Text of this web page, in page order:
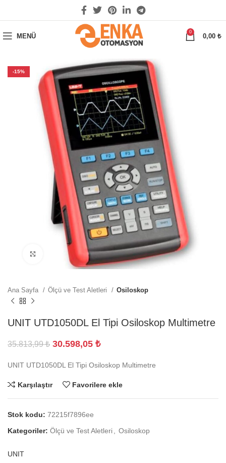
MENÜ
0
0,00 ₺
-15%
Büyütmek için tıklayın
Ana Sayfa Ölçü ve Test Aletleri Osiloskop
UNIT UTD1050DL El Tipi Osiloskop Multimetre
35.813,99₺ 30.598,05 ₺
UNIT UTD1050DL El Tipi Osiloskop Multimetre
Karşılaştır Favorilere ekle
Stok kodu: 72215f7896ee
Kategoriler: Ölçü ve Test Aletleri Osiloskop
UNIT